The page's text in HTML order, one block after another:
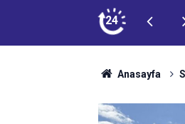
24
Anasayfa